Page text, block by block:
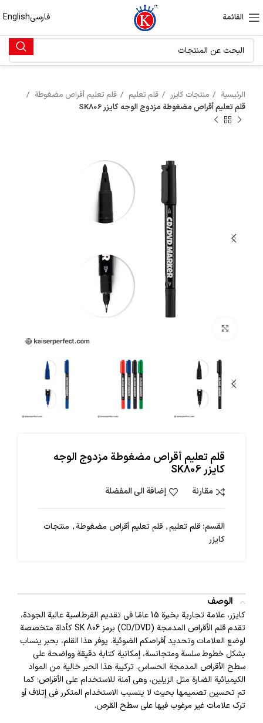
القائمة فارسیEnglish
الرئيسية منتجات كايزر قلم تعليم
قلم تعليم أقراص مضغوطة
قلم تعليم أقراص مضغوطة مزدوج الوجه كايزر SK806
قلم تعليم أقراص مضغوطة مزدوج الوجه
كايزر SK806
مقارنة إضافة الى المفضلة
القسم: قلم تعليم, قلم تعليم أقراص مضغوطة, منتجات
كايزر
الوصف
كايزر، علامة تجارية بخبرة 15 عامًا في تقديم القرطاسية عالية الجودة،
تقدم قلم الأقراص المدمجة (CD/DVD) برمز SK 806 كأداة متخصصة
لوضع العلامات وتحديد أقراصكم الضوئية. يوفر هذا القلم، بحبر ينساب
بشكل خطوط سلسة ومتجانسة، إمكانية كتابة دقيقة وواضحة على
سطح الأقراص المدمجة الحساس. تركيبة هذا الحبر خالية من المواد
الكيميائية الضارة مثل الزيلين، وهي آمنة للاستخدام على الأقراص؛ كما
تم تحسين تصميمها بحيث لا يتسبب الاستخدام المتكرر في إتلاف أو
ترك علامات غير مرغوب فيها على سطح القرص.